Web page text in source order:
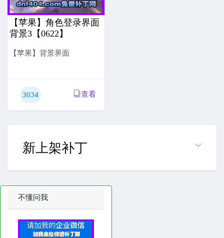
【苹果】角色登录界面
背景3【0622】
【苹果】背景界面
3034 查看
新上架补丁
不懂问我